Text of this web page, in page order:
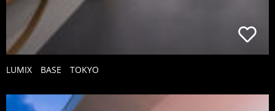
LUMIX BASE TOKYO